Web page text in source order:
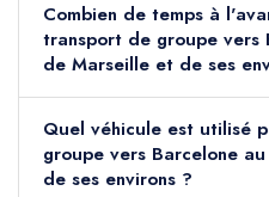
Combien de temps à
transport de groupe vers
de Marseille et de ses
Quel véhicule est utilisé
groupe vers Barcelone
de ses environs ?